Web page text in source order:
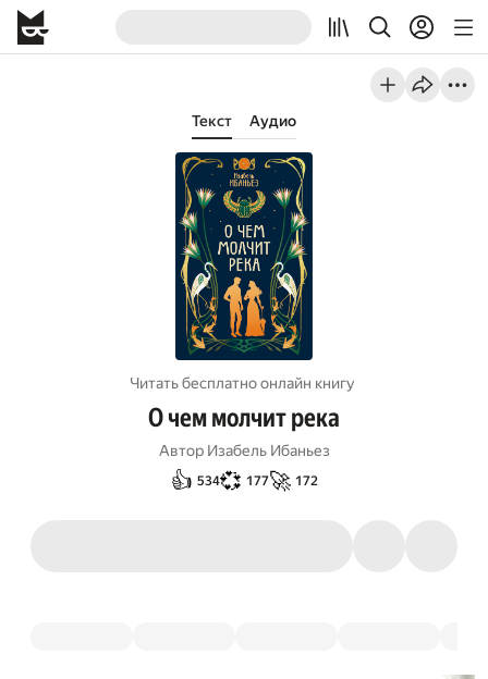
Текст Аудио
Читать бесплатно онлайн книгу
О чем молчит река
Автор Изабель Ибаньез
👍 534💞 177🚀 172